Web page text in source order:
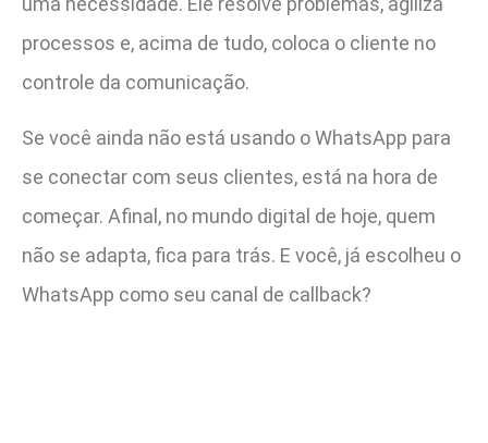
processos e, acima de tudo, coloca o cliente no
controle da comunicação.
Se você ainda não está usando o WhatsApp para
se conectar com seus clientes, está na hora de
começar. Afinal, no mundo digital de hoje, quem
não se adapta, fica para trás. E você, já escolheu o
WhatsApp como seu canal de callback?